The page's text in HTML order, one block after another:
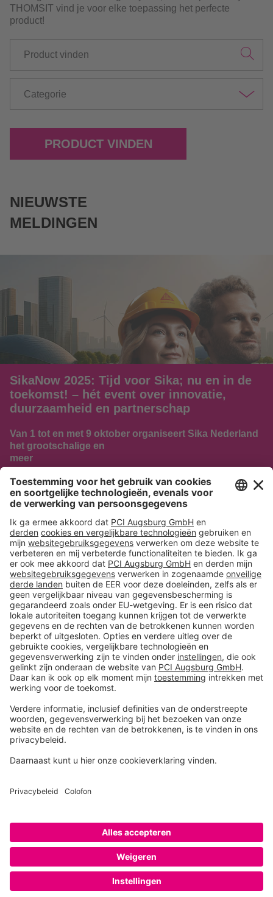
THOMSIT vind je voor elke toepassing het perfecte
product!
Categorie
PRODUCT VINDEN
NIEUWSTE
MELDINGEN
SikaNow 2025: Tijd voor Sika; nu en in de
toekomst! – hét event over innovatie,
duurzaamheid en partnerschap
Van 1 tot en met 9 oktober organiseert Sika Nederland
het grootschalige en
meer
NAAR HET NIEUWS
Volg ons op:
Producten
Toolbox
Over THOMSIT
Contact
Privacy instellingen
Copyright © 2026 PCI Augsburg GmbH